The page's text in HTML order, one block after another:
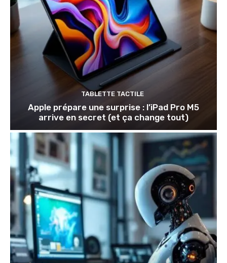
TABLETTE TACTILE
Apple prépare une surprise : l’iPad Pro M5
arrive en secret (et ça change tout)